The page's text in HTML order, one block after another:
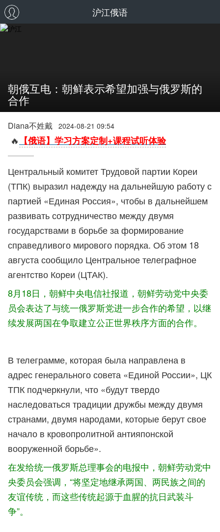
沪江俄语
朝俄互电：朝鲜表示希望加强与俄罗斯的
合作
Diana不姓戴 2024-08-21 09:54
🔥 【俄语】学习方案定制+课程试听体验
Центральный комитет Трудовой партии Кореи
(ТПК) выразил надежду на дальнейшую работу с
партией «Единая Россия», чтобы в дальнейшем
развивать сотрудничество между двумя
государствами в борьбе за формирование
справедливого мирового порядка. Об этом 18
августа сообщило Центральное телеграфное
агентство Кореи (ЦТАК).
8月18日，朝鲜中央电信社报道，朝鲜劳动党中央委
员会表达了与统一俄罗斯党进一步合作的希望，以继
续发展两国在争取建立公正世界秩序方面的合作。
В телеграмме, которая была направлена в
адрес генерального совета «Единой России», ЦК
ТПК подчеркнули, что «будут твердо
наследоваться традиции дружбы между двумя
странами, двумя народами, которые берут свое
начало в кровопролитной антияпонской
вооруженной борьбе».
在发给统一俄罗斯总理事会的电报中，朝鲜劳动党中
央委员会强调，“将坚定地继承两国、两民族之间的
友谊传统，而这些传统起源于血腥的抗日武装斗
争”。